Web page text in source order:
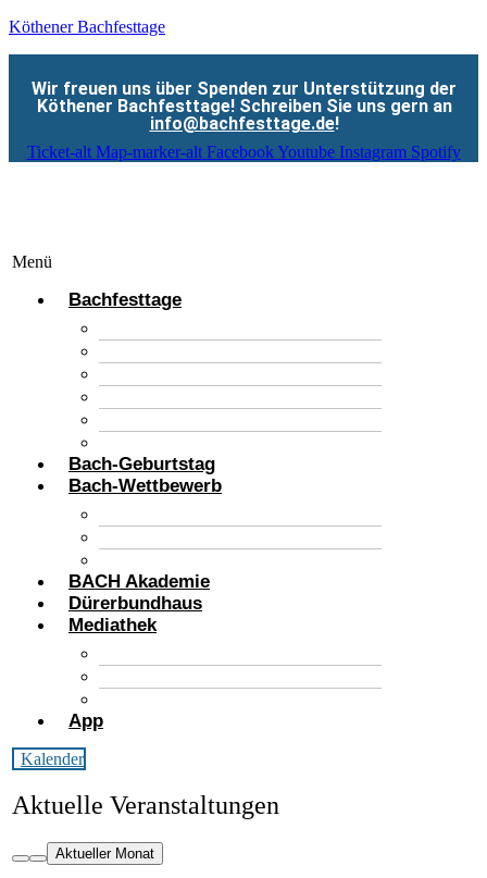
Köthener Bachfesttage
Wir freuen uns über Spenden zur Unterstützung der
Köthener Bachfesttage! Schreiben Sie uns gern an
info@bachfesttage.de!
Ticket-alt Map-marker-alt Facebook Youtube Instagram Spotify
Menü
Bachfesttage
Bach-Geburtstag
Bach-Wettbewerb
BACH Akademie
Dürerbundhaus
Mediathek
App
Kalender
Aktuelle Veranstaltungen
Aktueller Monat